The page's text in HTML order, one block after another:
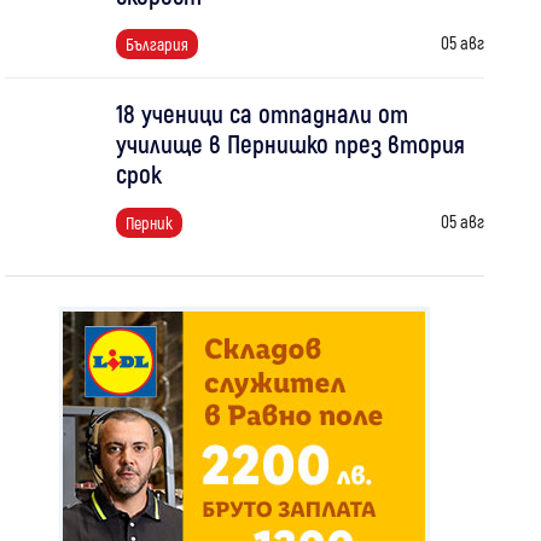
България 05 авг
18 ученици са отпаднали от
училище в Пернишко през втория
срок
Перник 05 авг